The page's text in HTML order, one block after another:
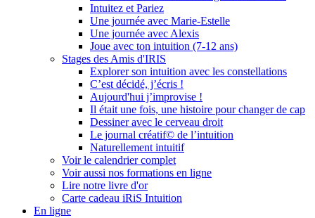
Intuitez et Pariez
Une journée avec Marie-Estelle
Une journée avec Alexis
Joue avec ton intuition (7-12 ans)
Stages des Amis d'IRIS
Explorer son intuition avec les constellations
C’est décidé, j’écris !
Aujourd'hui j’improvise !
Il était une fois, une histoire pour changer de cap
Dessiner avec le cerveau droit
Le journal créatif© de l’intuition
Naturellement intuitif
Voir le calendrier complet
Voir aussi nos formations en ligne
Lire notre livre d'or
Carte cadeau iRiS Intuition
En ligne